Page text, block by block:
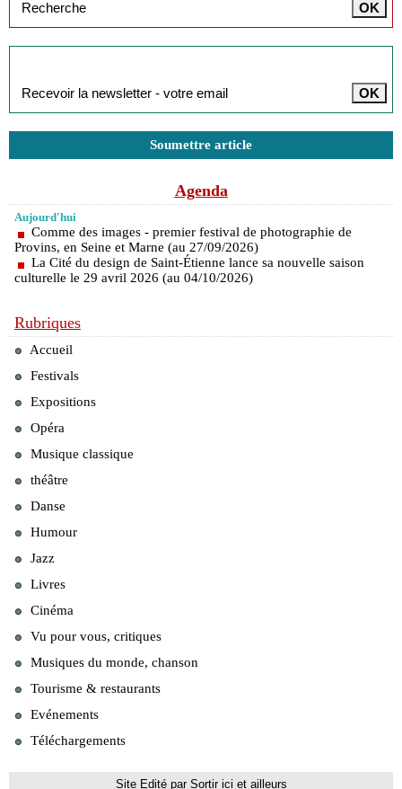
Soumettre article
Agenda
Aujourd'hui
Comme des images - premier festival de photographie de
Provins, en Seine et Marne (au 27/09/2026)
La Cité du design de Saint-Étienne lance sa nouvelle saison
culturelle le 29 avril 2026 (au 04/10/2026)
Rubriques
Accueil
Festivals
Expositions
Opéra
Musique classique
théâtre
Danse
Humour
Jazz
Livres
Cinéma
Vu pour vous, critiques
Musiques du monde, chanson
Tourisme & restaurants
Evénements
Téléchargements
Site Edité par Sortir ici et ailleurs